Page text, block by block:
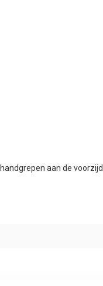
aan de